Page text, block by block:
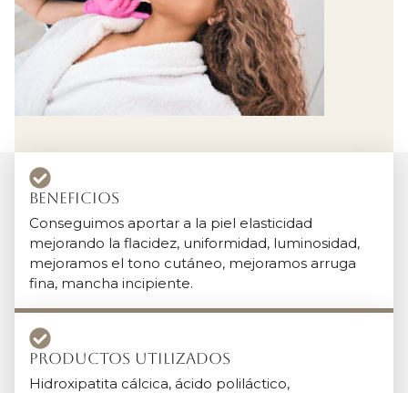
Beneficios
Conseguimos aportar a la piel elasticidad
mejorando la flacidez, uniformidad, luminosidad,
mejoramos el tono cutáneo, mejoramos arruga
fina, mancha incipiente.
Productos Utilizados
Hidroxipatita cálcica, ácido poliláctico,